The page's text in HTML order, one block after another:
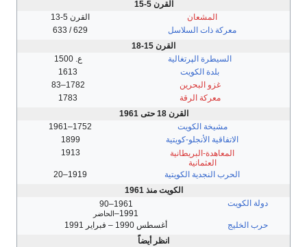
القرن 5-15
المشعان
القرن 5-13
معركة ذات السلاسل
629 / 633
القرن 15-18
السيطرة الپرتغالية
ع. 1500
بلدة الكويت
1613
غزو البحرين
1782–83
معركة الرقة
1783
القرن 18 حتى 1961
مشيخة الكويت
1752–1961
الاتفاقية الأنجلو-كويتية
1899
المعاهدة-البريطانية
العثمانية
1913
الحرب النجدية الكويتية
1919–20
الكويت منذ 1961
دولة الكويت
1961–90
1991–
الحاضر
حرب الخليج
أغسطس 1990 – فبراير 1991
انظر أيضاً